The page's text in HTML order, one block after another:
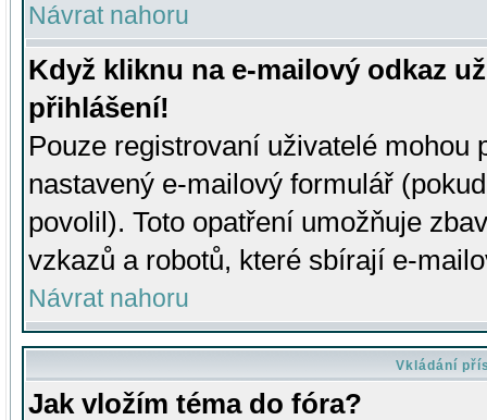
Návrat nahoru
Když kliknu na e-mailový odkaz
přihlášení!
Pouze registrovaní uživatelé mohou
nastavený e-mailový formulář
povolil). Toto opatření umožňuje
vzkazů a robotů, které sbírají e-
Návrat nahoru
Vkládání
Jak vložím téma do fóra?